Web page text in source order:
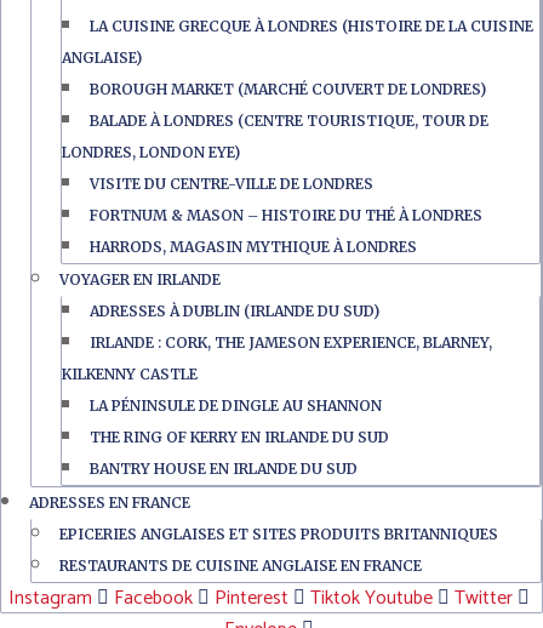
LA CUISINE GRECQUE À LONDRES (HISTOIRE DE LA CUISINE
ANGLAISE)
BOROUGH MARKET (MARCHÉ COUVERT DE LONDRES)
BALADE À LONDRES (CENTRE TOURISTIQUE, TOUR DE
LONDRES, LONDON EYE)
VISITE DU CENTRE-VILLE DE LONDRES
FORTNUM & MASON – HISTOIRE DU THÉ À LONDRES
HARRODS, MAGASIN MYTHIQUE À LONDRES
VOYAGER EN IRLANDE
ADRESSES À DUBLIN (IRLANDE DU SUD)
IRLANDE : CORK, THE JAMESON EXPERIENCE, BLARNEY,
KILKENNY CASTLE
LA PÉNINSULE DE DINGLE AU SHANNON
THE RING OF KERRY EN IRLANDE DU SUD
BANTRY HOUSE EN IRLANDE DU SUD
ADRESSES EN FRANCE
EPICERIES ANGLAISES ET SITES PRODUITS BRITANNIQUES
RESTAURANTS DE CUISINE ANGLAISE EN FRANCE
Instagram Facebook Pinterest TiktokYoutube
Twitter